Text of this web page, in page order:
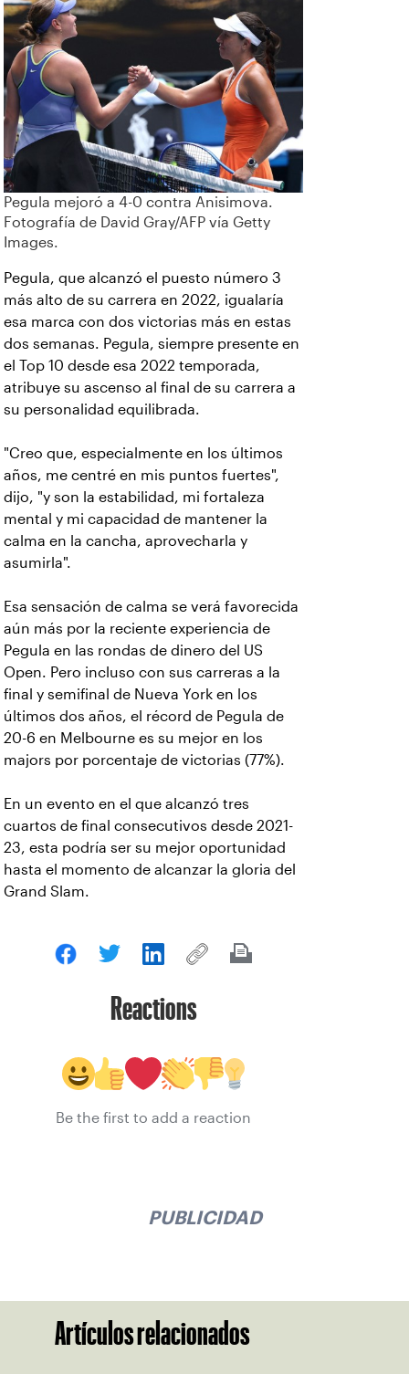
Pegula mejoró a 4-0 contra Anisimova.
Fotografía de David Gray/AFP vía Getty
Images.
Pegula, que alcanzó el puesto número 3
más alto de su carrera en 2022, igualaría
esa marca con dos victorias más en estas
dos semanas. Pegula, siempre presente en
el Top 10 desde esa 2022 temporada,
atribuye su ascenso al final de su carrera a
su personalidad equilibrada.
"Creo que, especialmente en los últimos
años, me centré en mis puntos fuertes",
dijo, "y son la estabilidad, mi fortaleza
mental y mi capacidad de mantener la
calma en la cancha, aprovecharla y
asumirla".
Esa sensación de calma se verá favorecida
aún más por la reciente experiencia de
Pegula en las rondas de dinero del US
Open. Pero incluso con sus carreras a la
final y semifinal de Nueva York en los
últimos dos años, el récord de Pegula de
20-6 en Melbourne es su mejor en los
majors por porcentaje de victorias (77%).
En un evento en el que alcanzó tres
cuartos de final consecutivos desde 2021-
23, esta podría ser su mejor oportunidad
hasta el momento de alcanzar la gloria del
Grand Slam.
Reactions
Be the first to add a reaction
PUBLICIDAD
Artículos relacionados